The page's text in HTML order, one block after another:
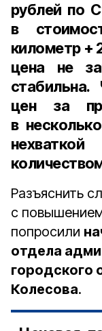
рублей по
в
километр +
цена не
цен за
в
Разъяснить
с
попросили
отдела
городского
Колесова.